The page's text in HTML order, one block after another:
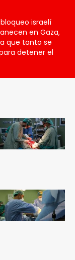
israelí
en Gaza,
que tanto se
detener el